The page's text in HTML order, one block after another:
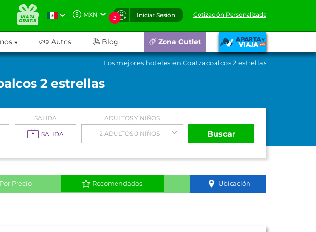
MXN 3 Iniciar Sesión Cotización Personalizada
Autos Blog Zona Outlet
Los mejores hoteles en Coatzacoalcos 2 estrellas
2 estrellas
SALIDA
SALIDA
ADULTOS Y NIÑOS
2 ADULTOS 0 NIÑOS Buscar
Por Precio Recomendados Ubicación